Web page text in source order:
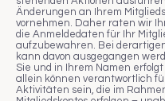
Änderungen an Ihrem
vornehmen. Daher raten wir
die Anmeldedaten für Ihr
aufzubewahren. Bei
kann davon ausgegangen
Sie und in Ihrem Namen erfolgt
allein können verantwortlich
Aktivitäten sein, die im